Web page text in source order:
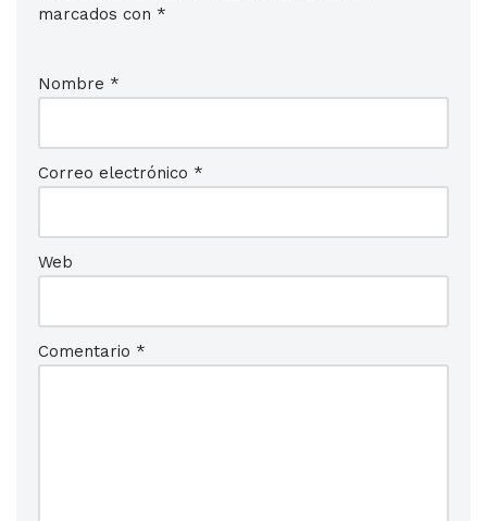
marcados con *
Nombre *
Correo electrónico *
Web
Comentario *